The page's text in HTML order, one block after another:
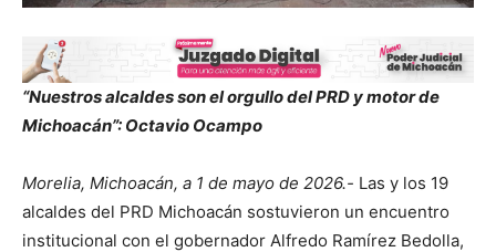
“Nuestros alcaldes son el orgullo del PRD y motor de
Michoacán”: Octavio Ocampo
Morelia, Michoacán, a 1 de mayo de 2026.- Las y los 19
alcaldes del PRD Michoacán sostuvieron un encuentro
institucional con el gobernador Alfredo Ramírez Bedolla,